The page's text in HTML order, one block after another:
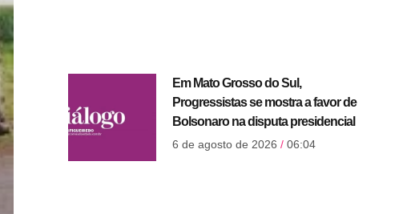
Em Mato Grosso do Sul,
Progressistas se mostra a favor de
Bolsonaro na disputa presidencial
6 de agosto de 2026 06:04